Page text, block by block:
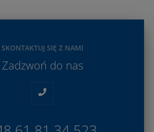
SKONTAKTUJ SIĘ Z NAMI
Zadzwoń do nas